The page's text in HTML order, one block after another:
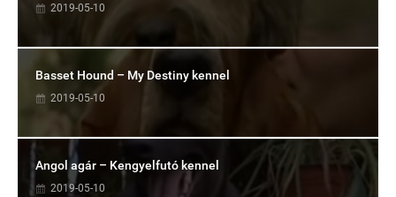
2019-05-10
Basset Hound – My Destiny kennel
2019-05-10
Angol agár – Kengyelfutó kennel
2019-05-10